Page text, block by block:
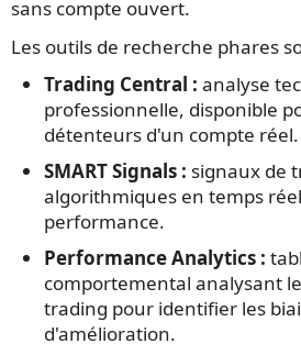
sans compte ouvert.
Les outils de recherche phares
Trading Central : analyse
professionnelle, disponible
détenteurs d'un compte réel.
SMART Signals : signaux de
algorithmiques en temps
performance.
Performance Analytics :
comportemental analysant
trading pour identifier les
d'amélioration.